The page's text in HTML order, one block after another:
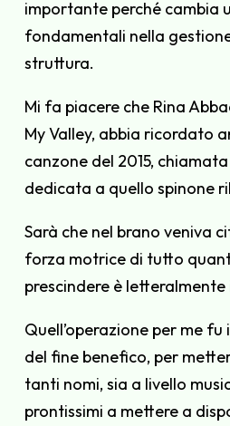
importante perché cambia
fondamentali nella
struttura.
Mi fa piacere che Rina
My Valley, abbia ricordato
canzone del 2015,
dedicata a quello spinone
Sarà che nel brano veniva
forza motrice di tutto
prescindere è letteralmente
Quell’operazione per me fu
del fine benefico, per
tanti nomi, sia a livello
prontissimi a mettere a